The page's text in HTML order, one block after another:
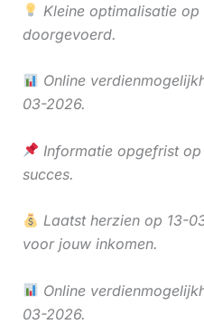
Kleine optimalisatie
doorgevoerd.
Online
03-2026.
Informatie opgefrist
succes.
Laatst herzien op 13-
voor jouw inkomen.
Online
03-2026.